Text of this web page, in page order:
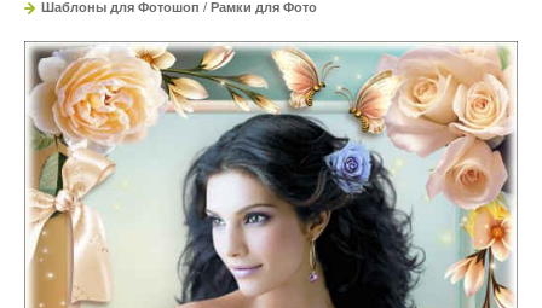
Шаблоны для Фотошоп / Рамки для Фото